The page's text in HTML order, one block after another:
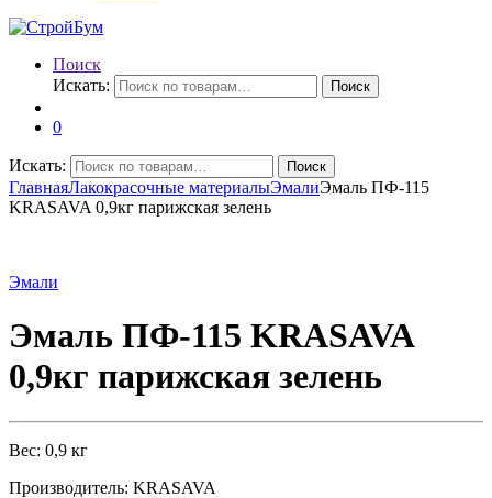
Поиск
Искать:
Поиск
0
Искать: Поиск
ГлавнаяЛакокрасочные материалыЭмалиЭмаль ПФ-115
KRASAVA 0,9кг парижская зелень
Эмали
Эмаль ПФ-115 KRASAVA
0,9кг парижская зелень
Вес: 0,9 кг
Производитель: KRASAVA